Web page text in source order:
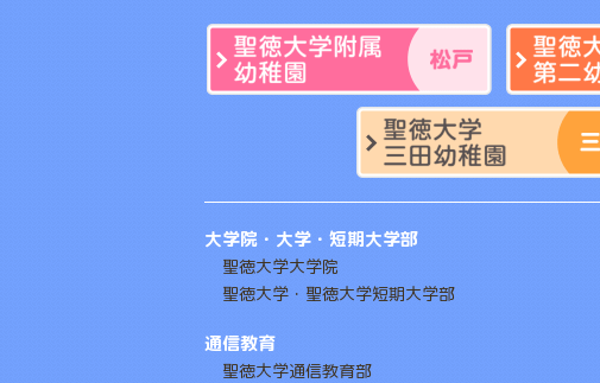
大学院・大学・短期大学部
聖徳大学大学院
聖徳大学・聖徳大学短期大学部
通信教育
聖徳大学通信教育部